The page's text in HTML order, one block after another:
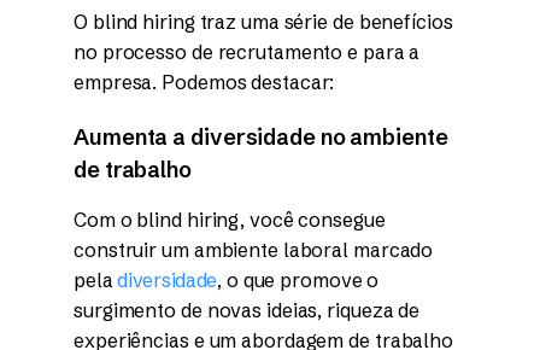
O blind hiring traz uma série de benefícios
no processo de recrutamento e para a
empresa. Podemos destacar:
Aumenta a diversidade no ambiente
de trabalho
Com o blind hiring, você consegue
construir um ambiente laboral marcado
pela diversidade, o que promove o
surgimento de novas ideias, riqueza de
experiências e um abordagem de trabalho